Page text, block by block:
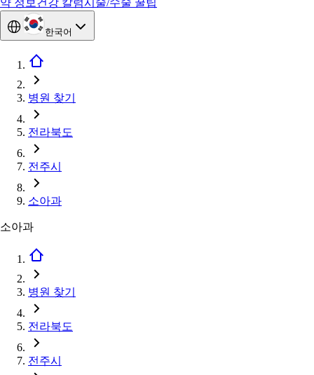
약 정보 건강 칼럼시술/수술 꿀팁
한국어
병원 찾기
전라북도
전주시
소아과
소아과
병원 찾기
전라북도
전주시